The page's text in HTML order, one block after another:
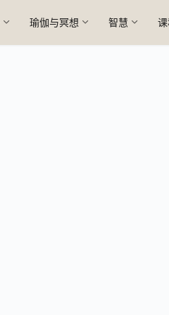
瑜伽与冥想 智慧